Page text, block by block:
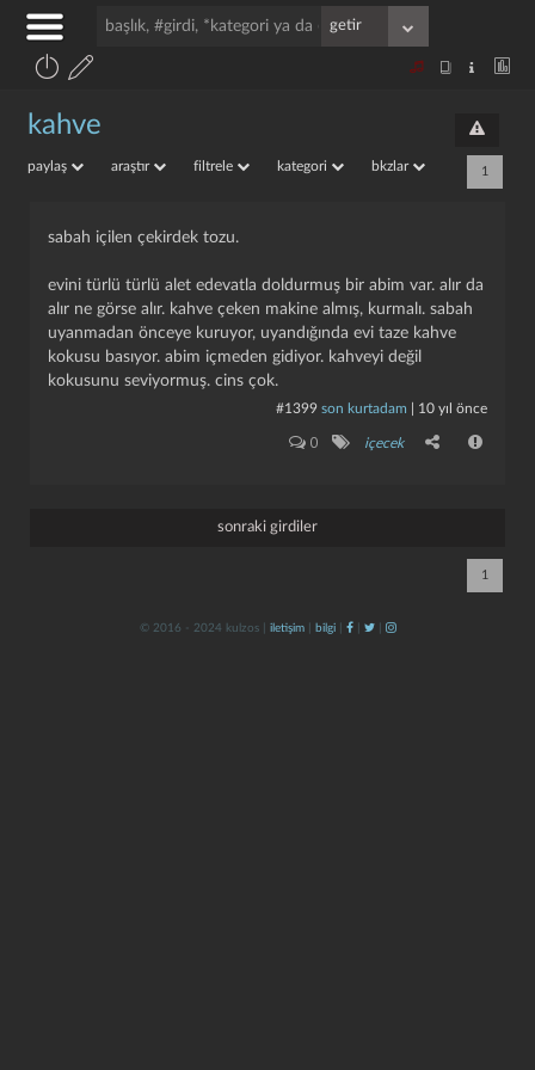
kahve
paylaş araştır filtrele kategori bkzlar 1
sabah içilen çekirdek tozu.
evini türlü türlü alet edevatla doldurmuş bir abim var. alır da
alır ne görse alır. kahve çeken makine almış, kurmalı. sabah
uyanmadan önceye kuruyor, uyandığında evi taze kahve
kokusu basıyor. abim içmeden gidiyor. kahveyi değil
kokusunu seviyormuş. cins çok.
#1399 son kurtadam 10 yıl önce
0 içecek
sonraki girdiler
1
© 2016 - 2024 kulzos | iletişim| bilgi| | |